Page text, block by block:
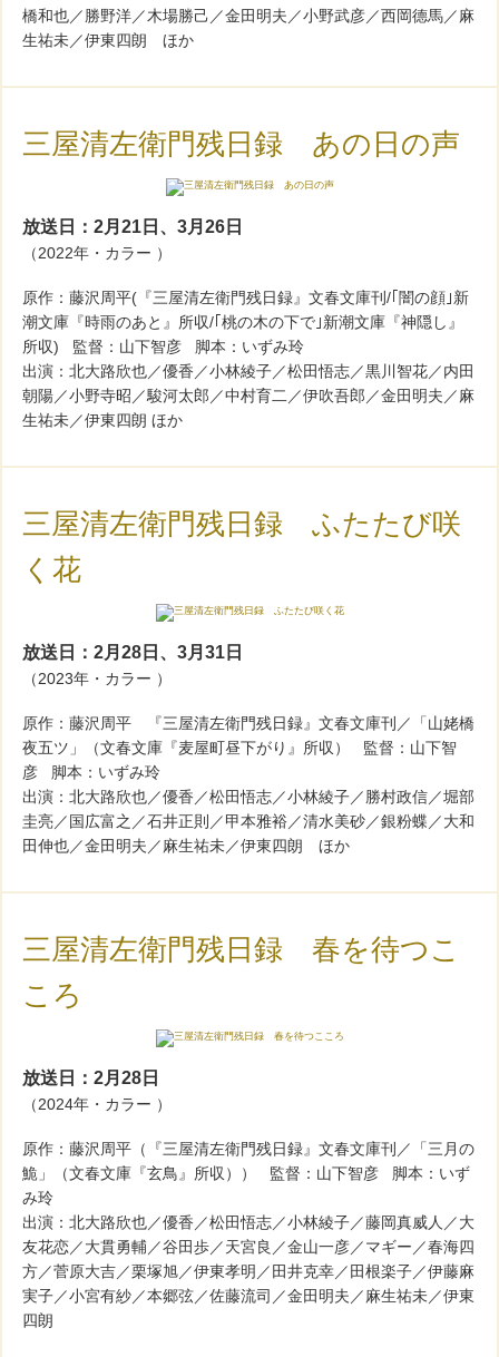
橋和也／勝野洋／木場勝己／金田明夫／小野武彦／西岡德馬／麻
生祐未／伊東四朗 ほか
三屋清左衛門残日録 あの日の声
放送日：2月21日、3月26日
（2022年・カラー ）
原作：藤沢周平(『三屋清左衛門残日録』文春文庫刊/｢闇の顔｣新
潮文庫『時雨のあと』所収/｢桃の木の下で｣新潮文庫『神隠し』
所収) 監督：山下智彦 脚本：いずみ玲
出演：北大路欣也／優香／小林綾子／松田悟志／黒川智花／内田
朝陽／小野寺昭／駿河太郎／中村育二／伊吹吾郎／金田明夫／麻
生祐未／伊東四朗 ほか
三屋清左衛門残日録 ふたたび咲
く花
放送日：2月28日、3月31日
（2023年・カラー ）
原作：藤沢周平 『三屋清左衛門残日録』文春文庫刊／「山姥橋
夜五ツ」（文春文庫『麦屋町昼下がり』所収） 監督：山下智
彦 脚本：いずみ玲
出演：北大路欣也／優香／松田悟志／小林綾子／勝村政信／堀部
圭亮／国広富之／石井正則／甲本雅裕／清水美砂／銀粉蝶／大和
田伸也／金田明夫／麻生祐未／伊東四朗 ほか
三屋清左衛門残日録 春を待つこ
ころ
放送日：2月28日
（2024年・カラー ）
原作：藤沢周平（『三屋清左衛門残日録』文春文庫刊／「三月の
鮠」（文春文庫『玄鳥』所収）） 監督：山下智彦 脚本：いず
み玲
出演：北大路欣也／優香／松田悟志／小林綾子／藤岡真威人／大
友花恋／大貫勇輔／谷田歩／天宮良／金山一彦／マギー／春海四
方／菅原大吉／栗塚旭／伊東孝明／田井克幸／田根楽子／伊藤麻
実子／小宮有紗／本郷弦／佐藤流司／金田明夫／麻生祐未／伊東
四朗